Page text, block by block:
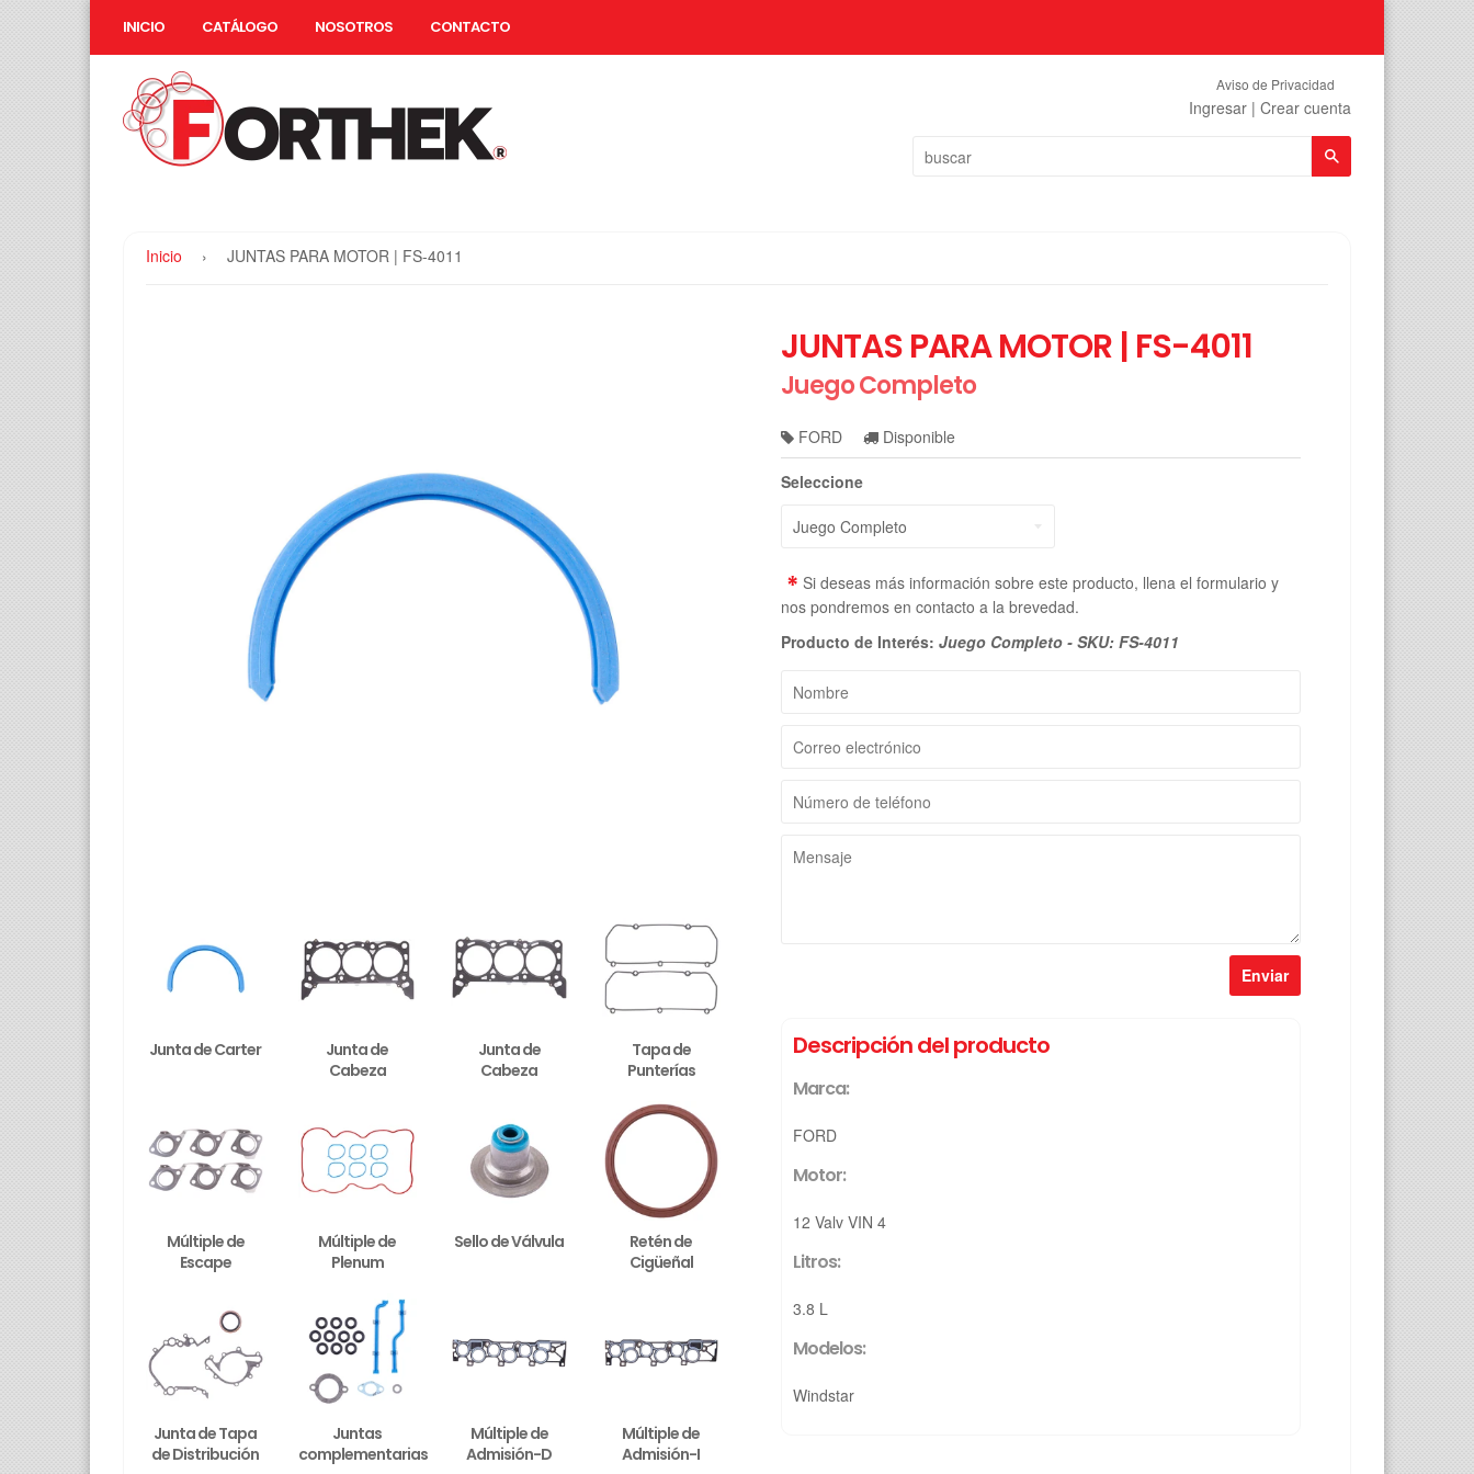
INICIO CATÁLOGO NOSOTROS CONTACTO
Aviso de Privacidad
Ingresar| Crear cuenta
Buscar
Inicio › JUNTAS PARA MOTOR | FS-4011
Junta de Carter
Junta de
Cabeza
Junta de
Cabeza
Tapa de
Punterías
Múltiple de
Escape
Múltiple de
Plenum
Sello de Válvula
Retén de
Cigüeñal
Junta de Tapa
de Distribución
Juntas
complementarias
Múltiple de
Admisión-D
Múltiple de
Admisión-I
JUNTAS PARA MOTOR | FS-4011
Juego Completo
FORD Disponible
Seleccione
* Si deseas más información sobre este producto, llena el formulario y
nos pondremos en contacto a la brevedad.
Producto de Interés: Juego Completo - SKU: FS-4011
Nombre
Correo
Número
Mensaje
Descripción del producto
Marca:
FORD
Motor:
12 Valv VIN 4
Litros:
3.8 L
Modelos:
Windstar